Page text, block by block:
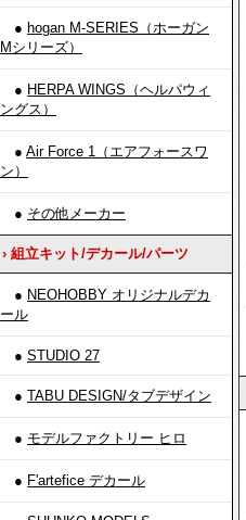
● hogan M-SERIES（ホーガン
Mシリーズ）
● HERPA WINGS（ヘルパウィ
ングス）
● Air Force 1（エアフォースワ
ン）
● その他メーカー
› 組立キット/デカール/パーツ
● NEOHOBBY オリジナルデカ
ール
● STUDIO 27
● TABU DESIGN/タブデザイン
● モデルファクトリー ヒロ
● F'artefice デカール